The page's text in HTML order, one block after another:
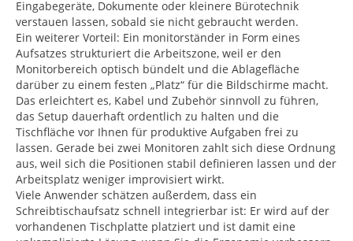
Eingabegeräte, Dokumente oder kleinere Bürotechnik
verstauen lassen, sobald sie nicht gebraucht werden.
Ein weiterer Vorteil: Ein monitorständer in Form eines
Aufsatzes strukturiert die Arbeitszone, weil er den
Monitorbereich optisch bündelt und die Ablagefläche
darüber zu einem festen „Platz“ für die Bildschirme macht.
Das erleichtert es, Kabel und Zubehör sinnvoll zu führen,
das Setup dauerhaft ordentlich zu halten und die
Tischfläche vor Ihnen für produktive Aufgaben frei zu
lassen. Gerade bei zwei Monitoren zahlt sich diese Ordnung
aus, weil sich die Positionen stabil definieren lassen und der
Arbeitsplatz weniger improvisiert wirkt.
Viele Anwender schätzen außerdem, dass ein
Schreibtischaufsatz schnell integrierbar ist: Er wird auf der
vorhandenen Tischplatte platziert und ist damit eine